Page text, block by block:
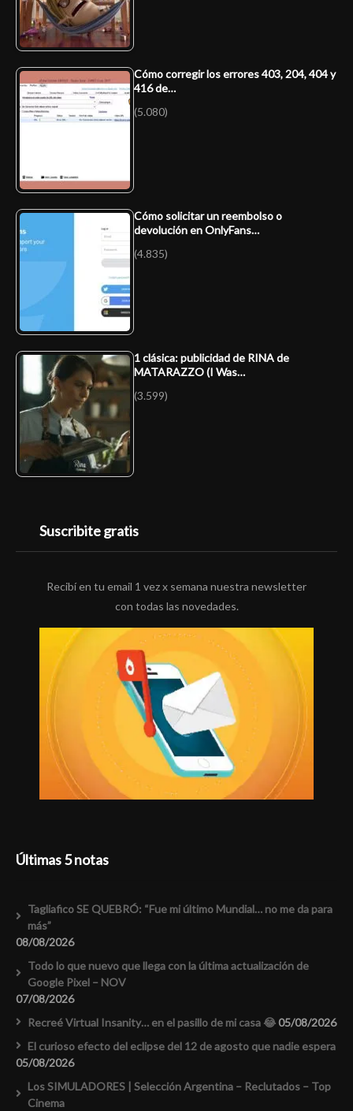
Cómo corregir los errores 403, 204, 404 y
416 de…
(5.080)
Cómo solicitar un reembolso o
devolución en OnlyFans…
(4.835)
1 clásica: publicidad de RINA de
MATARAZZO (I Was…
(3.599)
Suscribite gratis
Recibí en tu email 1 vez x semana nuestra newsletter
con todas las novedades.
Últimas 5 notas
Tagliafico SE QUEBRÓ: “Fue mi último Mundial… no me da para
más”
08/08/2026
Todo lo que nuevo que llega con la última actualización de
Google Pixel – NOV
07/08/2026
Recreé Virtual Insanity… en el pasillo de mi casa 😂05/08/2026
El curioso efecto del eclipse del 12 de agosto que nadie espera
05/08/2026
Los SIMULADORES | Selección Argentina – Reclutados – Top
Cinema